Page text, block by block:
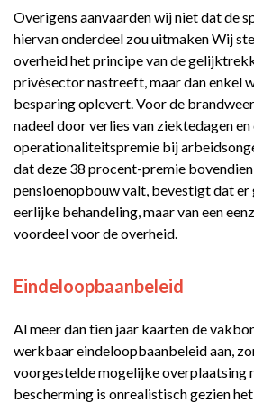
Overigens aanvaarden wij niet dat de
hiervan onderdeel zou uitmaken Wij
overheid het principe van de
privésector nastreeft, maar dan enkel
besparing oplevert. Voor de
nadeel door verlies van ziektedagen en
operationaliteitspremie bij
dat deze 38 procent-premie
pensioenopbouw valt, bevestigt dat er
eerlijke behandeling, maar van een
voordeel voor de overheid.
Eindeloopbaanbeleid
Al meer dan tien jaar kaarten de
werkbaar eindeloopbaanbeleid aan,
voorgestelde mogelijke overplaatsing
bescherming is onrealistisch gezien